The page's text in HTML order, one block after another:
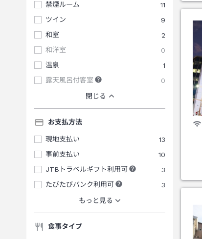
禁煙ルーム
11
ツイン
9
和室
2
和洋室
0
温泉
1
露天風呂付客室
0
閉じる
お支払方法
現地支払い
13
事前支払い
10
JTBトラベルギフト利用可
3
たびたびバンク利用可
3
もっと見る
食事タイプ